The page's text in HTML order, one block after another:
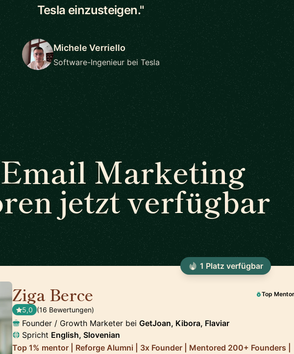
Tesla einzusteigen."
Michele Verriello
Software-Ingenieur bei Tesla
Marketing
jetzt verfügbar
Ziga Berce Top Mentor
5,0 (16 Bewertungen)
Founder / Growth Marketer bei GetJoan, Kibora, Flaviar
Spricht English, Slovenian
Top 1% mentor | Reforge Alumni | 3x Founder | Mentored 200+ Founders |
1 Platz verfügbar